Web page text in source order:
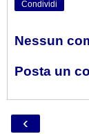
Condividi
Nessun
Posta un
‹